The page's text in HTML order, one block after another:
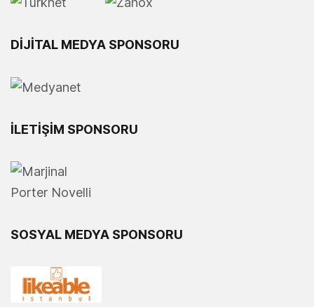
DİJİTAL MEDYA SPONSORU
İLETİŞİM SPONSORU
SOSYAL MEDYA SPONSORU